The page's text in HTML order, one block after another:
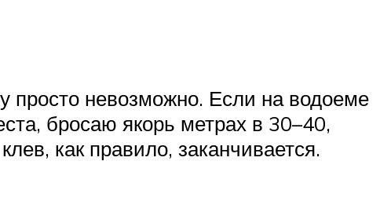
просто невозможно. Если на водоеме
бросаю якорь метрах в 30–40,
как правило, заканчивается.